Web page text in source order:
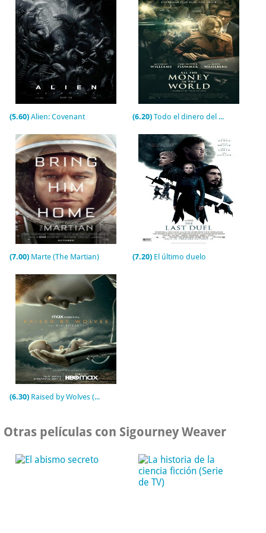
(5.60) Alien: Covenant (6.20)Todo el dinero del mundo
(7.00) Marte (The Martian) (7.20) El último duelo
(6.30) Raised by Wolves (Serie de TV)
Otras películas con Sigourney Weaver